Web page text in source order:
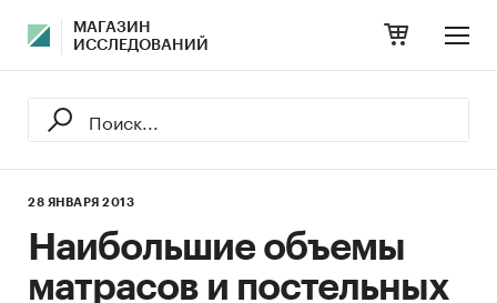
МАГАЗИН
ИССЛЕДОВАНИЙ
28 ЯНВАРЯ 2013
Наибольшие объемы
матрасов и постельных